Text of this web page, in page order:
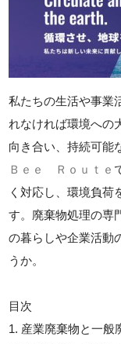
私たちの生活や事業
れなければ環境への
向き合い、持続可能
Ｂｅｅ Ｒｏｕｔｅ
く対応し、環境負荷
す。廃棄物処理の専
の暮らしや企業活動
うか。
目次
1. 産業廃棄物と一般